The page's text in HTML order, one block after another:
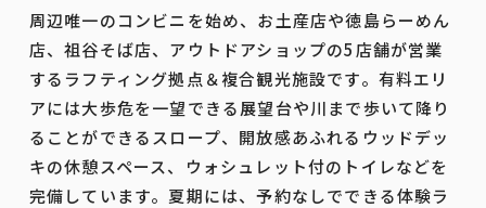
周辺唯一のコンビニを始め、お土産店や徳島らーめん
店、祖谷そば店、アウトドアショップの5店舗が営業
するラフティング拠点＆複合観光施設です。有料エリ
アには大歩危を一望できる展望台や川まで歩いて降り
ることができるスロープ、開放感あふれるウッドデッ
キの休憩スペース、ウォシュレット付のトイレなどを
完備しています。夏期には、予約なしでできる体験ラ